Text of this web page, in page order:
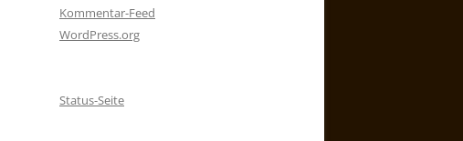
Kommentar-Feed
WordPress.org
Status-Seite